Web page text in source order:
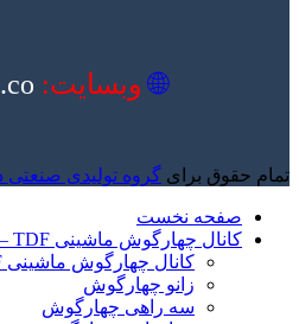
🌐 وبسایت:
تمام حقوق برای گروه تولیدی صنعتی
صفحه نخست
کانال چهارگوش ماشینی TDC – TDF
کانال چهارگوش ماشینی TDC , TDF
زانو چهارگوش
سه راهی چهارگوش